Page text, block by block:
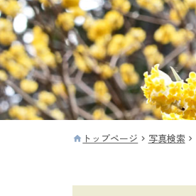
トップページ 写真検索